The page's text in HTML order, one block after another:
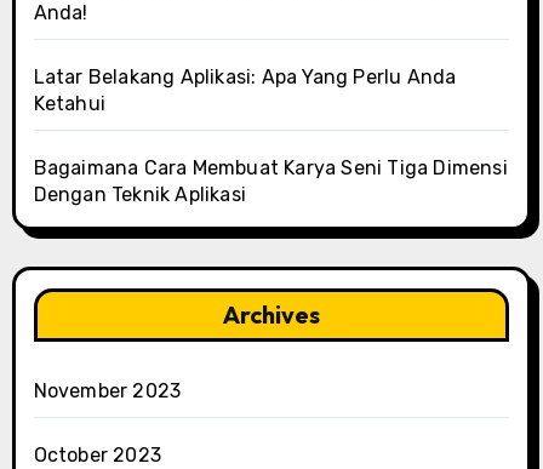
Anda!
Latar Belakang Aplikasi: Apa Yang Perlu Anda
Ketahui
Bagaimana Cara Membuat Karya Seni Tiga Dimensi
Dengan Teknik Aplikasi
Archives
November 2023
October 2023